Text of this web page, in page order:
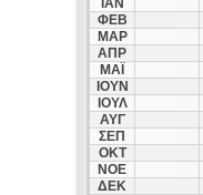
ΙΑΝ
ΦΕΒ
ΜΑΡ
ΑΠΡ
ΜΑΪ
ΙΟΥΝ
ΙΟΥΛ
ΑΥΓ
ΣΕΠ
ΟΚΤ
ΝΟΕ
ΔΕΚ